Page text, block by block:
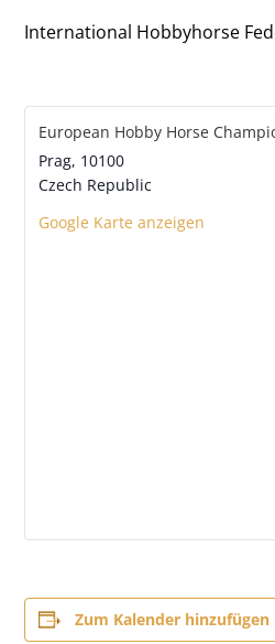
International Hobbyhorse
European Hobby Horse
Prag, 10100
Czech Republic
Google Karte anzeigen
Zum Kalender hinzufügen